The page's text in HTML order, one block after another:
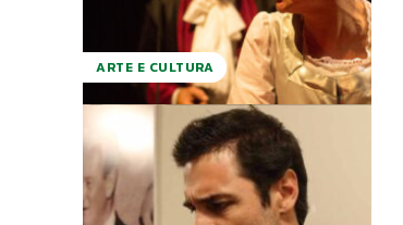
ARTE E CULTURA